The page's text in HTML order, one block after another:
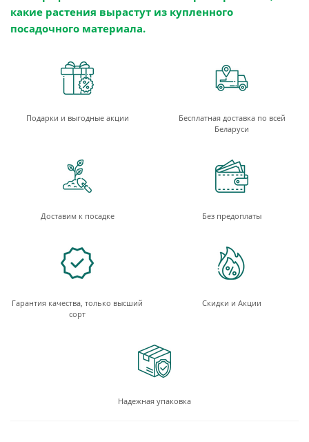
какие растения вырастут из купленного
посадочного материала.
Подарки и выгодные акции
Бесплатная доставка по всей
Беларуси
Доставим к посадке Без предоплаты
Гарантия качества, только высший
сорт
Скидки и Акции
Надежная упаковка